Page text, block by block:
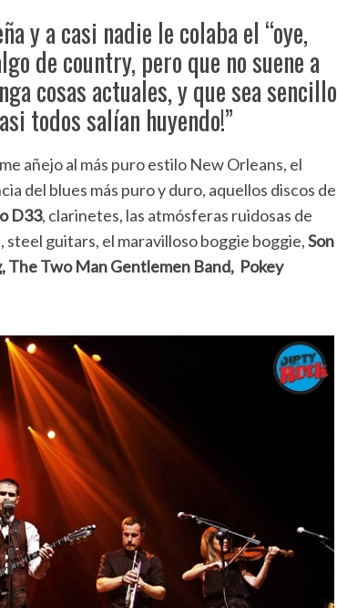
y a casi nadie le colaba el “oye,
de country, pero que no suene a
cosas actuales, y que sea sencillo
todos salían huyendo!”
añejo al más puro estilo New Orleans, el
del blues más puro y duro, aquellos discos de
D33, clarinetes, las atmósferas ruidosas de
steel guitars, el maravilloso boggie boggie,Son
The Two Man Gentlemen Band, Pokey